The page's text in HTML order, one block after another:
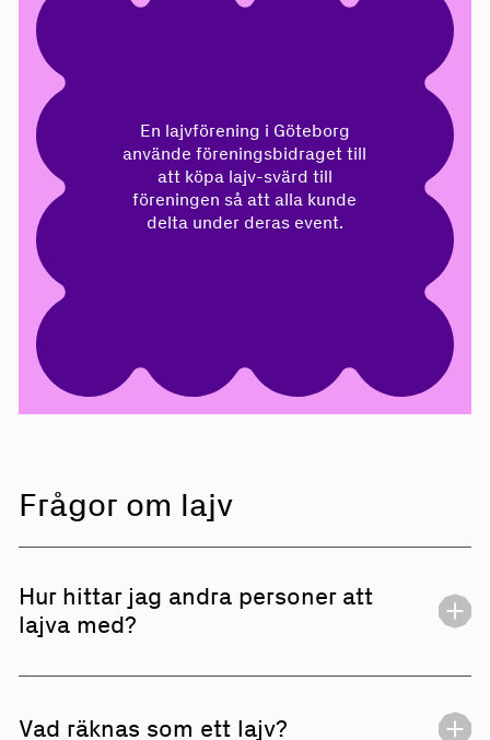
En lajvförening i Göteborg
använde föreningsbidraget till
att köpa lajv-svärd till
föreningen så att alla kunde
delta under deras event.
Frågor om lajv
Hur hittar jag andra personer att
lajva med?
du istället bli medlem i en redan existerande
Vad räknas som ett lajv?